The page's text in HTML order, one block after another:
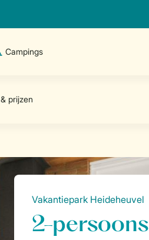
Campings
Vakantiepark Heideheuvel
2-persoons